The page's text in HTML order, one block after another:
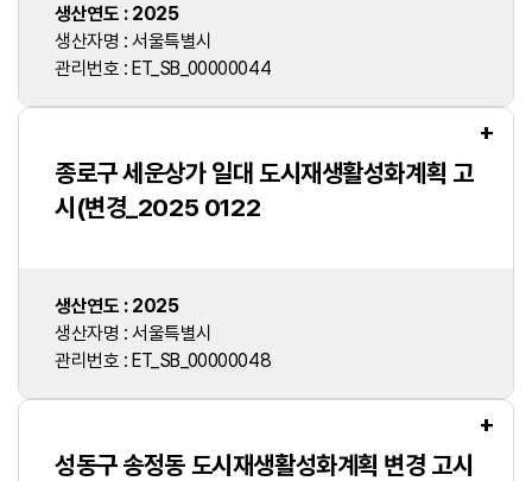
생산연도 : 2025
생산자명 : 서울특별시
관리번호 : ET_SB_00000044
+
종로구 세운상가 일대 도시재생활성화계획 고
시(변경_2025 0122
생산연도 : 2025
생산자명 : 서울특별시
관리번호 : ET_SB_00000048
+
성동구 송정동 도시재생활성화계획 변경 고시